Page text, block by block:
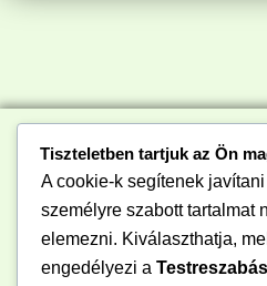
Tiszteletben tartjuk az Ön
A cookie-k segítenek
személyre szabott tartalmat
elemezni. Kiválaszthatja,
engedélyezi a Testreszabás